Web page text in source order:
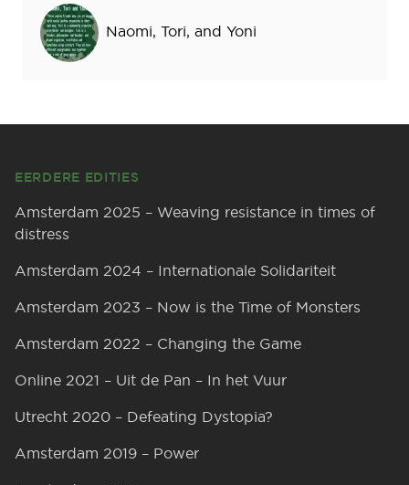
Sprekers
Naomi, Tori, and Yoni
EERDERE EDITIES
Amsterdam 2025 – Weaving resistance in times of
distress
Amsterdam 2024 – Internationale Solidariteit
Amsterdam 2023 – Now is the Time of Monsters
Amsterdam 2022 – Changing the Game
Online 2021 – Uit de Pan – In het Vuur
Utrecht 2020 – Defeating Dystopia?
Amsterdam 2019 – Power